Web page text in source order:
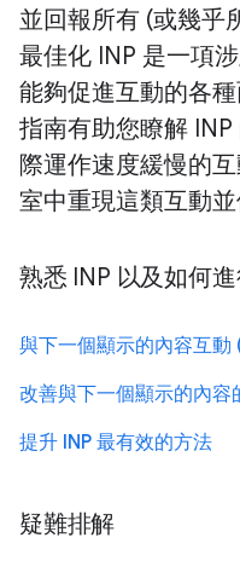
並回報所有 (或幾乎
最佳化 INP 是一項
能夠促進互動的各
指南有助您瞭解
際運作速度緩慢的
室中重現這類互動並
熟悉 INP 以及如何
與下一個顯示的內容互動
改善與下一個顯示的內容
提升 INP 最有效的方法
疑難排解